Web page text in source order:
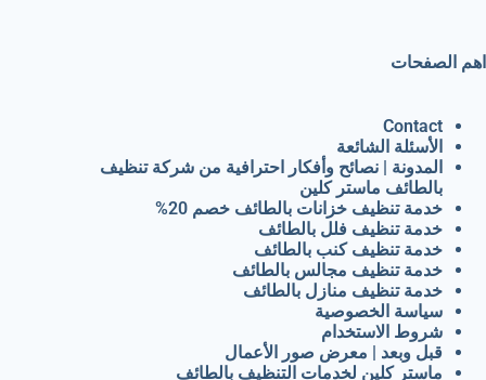
اهم الصفحات
Contact
الأسئلة الشائعة
المدونة | نصائح وأفكار احترافية من شركة تنظيف
بالطائف ماستر كلين
خدمة تنظيف خزانات بالطائف خصم 20%
خدمة تنظيف فلل بالطائف
خدمة تنظيف كنب بالطائف
خدمة تنظيف مجالس بالطائف
خدمة تنظيف منازل بالطائف
سياسة الخصوصية
شروط الاستخدام
قبل وبعد | معرض صور الأعمال
ماستر كلين لخدمات التنظيف بالطائف